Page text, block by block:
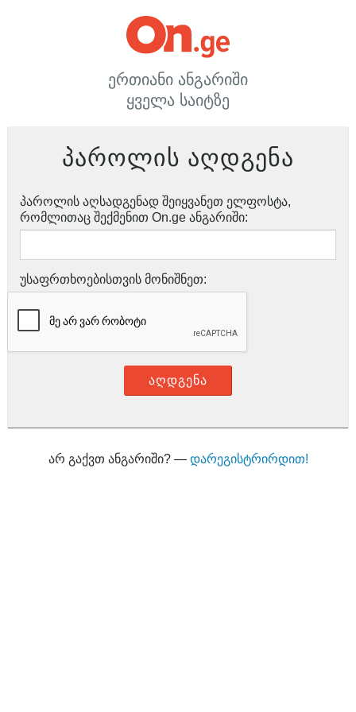
ერთიანი ანგარიში
ყველა საიტზე
პაროლის აღდგენა
პაროლის აღსადგენად შეიყვანეთ ელფოსტა,
რომლითაც შექმენით On.ge ანგარიში:
უსაფრთხოებისთვის მონიშნეთ:
აღდგენა
არ გაქვთ ანგარიში? — დარეგისტრირდით!